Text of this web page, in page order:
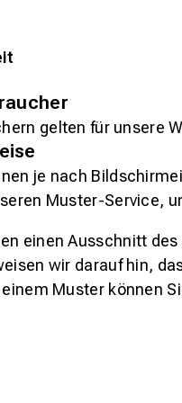
gelten für unsere
je nach
Muster-Service,
einen Ausschnitt
wir darauf hin,
Muster können